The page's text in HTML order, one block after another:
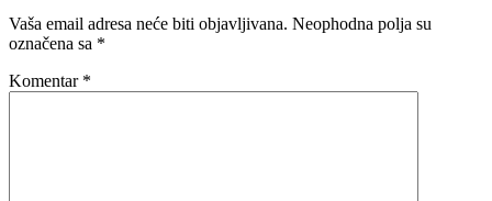
Vaša email adresa neće biti objavljivana. Neophodna polja su
označena sa *
Komentar *